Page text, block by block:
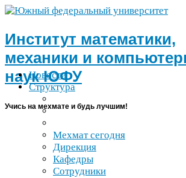
Институт математики,
механики и
наукЮФУ
Учись на мехмате и будь лучшим!
Новости
Структура
Мехмат сегодня
Дирекция
Кафедры
Сотрудники